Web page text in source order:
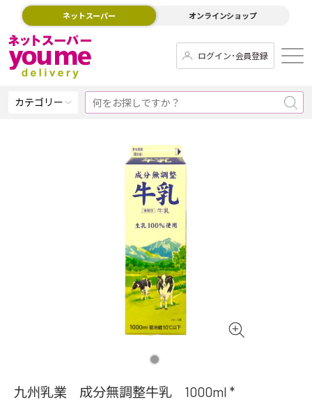
ネットスーパー オンラインショップ
ログイン･会員登録
カテゴリー
九州乳業 成分無調整牛乳 1000ml *